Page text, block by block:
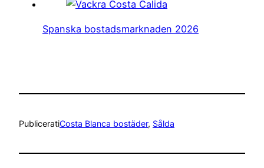
Spanska bostadsmarknaden 2026
PubliceratiCosta Blanca bostäder, Sålda